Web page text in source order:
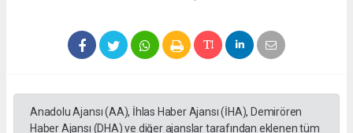
Anadolu Ajansı (AA), İhlas Haber Ajansı (İHA), Demirören
Haber Ajansı (DHA) ve diğer ajanslar tarafından eklenen tüm